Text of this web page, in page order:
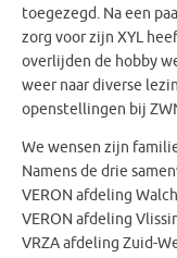
toegezegd. Na een
zorg voor zijn XYL
overlijden de hobby
weer naar diverse
openstellingen bij
We wensen zijn
Namens de drie
VERON afdeling
VERON afdeling
VRZA afdeling Zuid-